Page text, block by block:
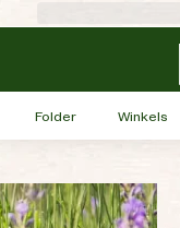
Folder Winkels